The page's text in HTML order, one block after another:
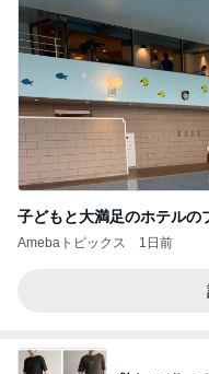
子どもと大満足のホテルの
Amebaトピックス 1日前